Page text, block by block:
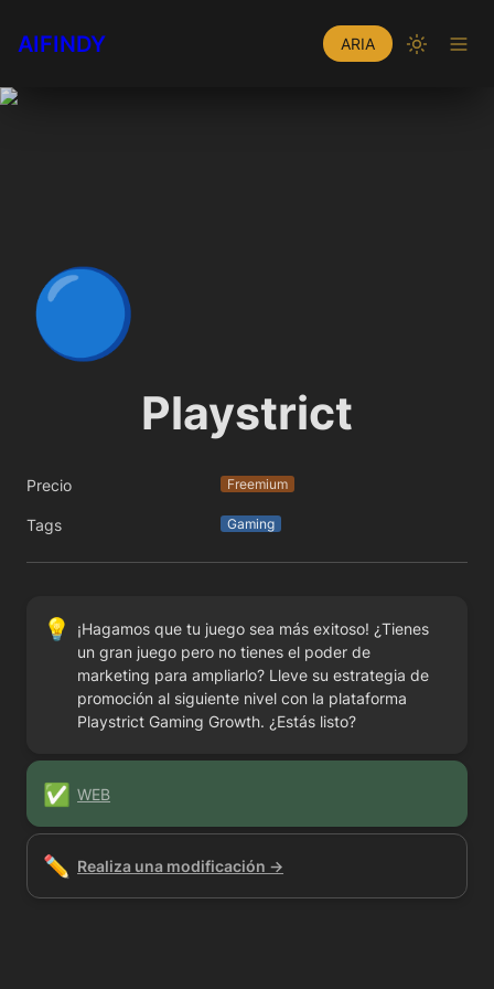
AIFINDY ARIA
🔵
Playstrict
Precio Freemium
Tags Gaming
💡
¡Hagamos que tu juego sea más exitoso! ¿Tienes
un gran juego pero no tienes el poder de
marketing para ampliarlo? Lleve su estrategia de
promoción al siguiente nivel con la plataforma
Playstrict Gaming Growth. ¿Estás listo?
✅ WEB
✏️ Realiza una modificación →